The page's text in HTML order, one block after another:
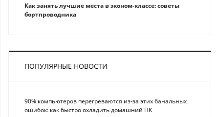
Как занять лучшие места в эконом-классе: советы
бортпроводника
ПОПУЛЯРНЫЕ НОВОСТИ
90% компьютеров перегреваются из-за этих банальных
ошибок: как быстро охладить домашний ПК